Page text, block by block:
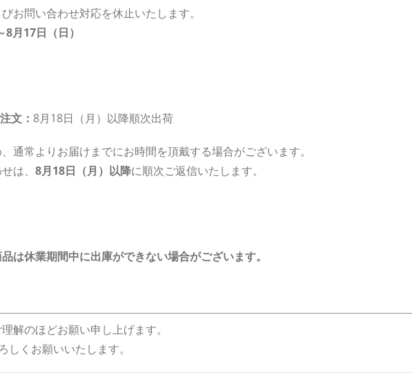
お問い合わせ対応を休止いたします。
月17日（日）
文： 8月18日（月）以降順次出荷
通常よりお届けまでにお時間を頂戴する場合がございます。
は、 8月18日（月）以降に順次ご返信いたします。
は休業期間中に出庫ができない場合がございます。
解のほどお願い申し上げます。
しくお願いいたします。